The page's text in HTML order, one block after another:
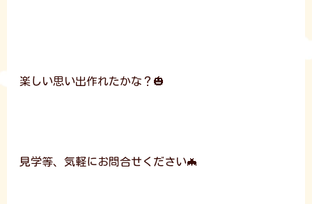
楽しい思い出作れたかな？🎃
見学等、気軽にお問合せください🦇